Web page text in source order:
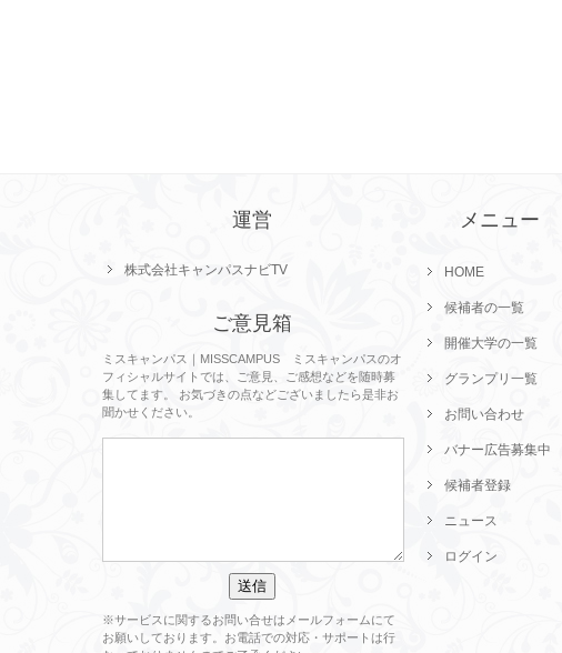
運営
株式会社キャンパスナビTV
ご意見箱
ミスキャンパス｜MISSCAMPUS ミスキャンパスのオ
フィシャルサイトでは、ご意見、ご感想などを随時募
集してます。 お気づきの点などございましたら是非お
聞かせください。
※サービスに関するお問い合せはメールフォームにて
お願いしております。お電話での対応・サポートは行
メニュー
HOME
候補者の一覧
開催大学の一覧
グランプリ一覧
お問い合わせ
バナー広告募集中
候補者登録
ニュース
ログイン